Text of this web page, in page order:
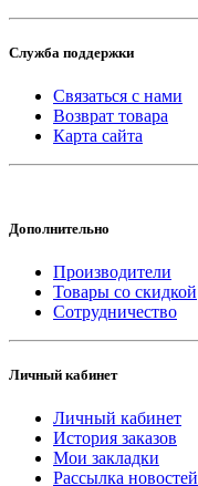
Служба поддержки
Связаться с нами
Возврат товара
Карта сайта
Дополнительно
Производители
Товары со скидкой
Сотрудничество
Личный кабинет
Личный кабинет
История заказов
Мои закладки
Рассылка новостей